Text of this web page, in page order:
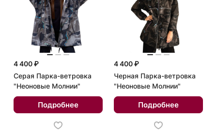
4 400 ₽
Серая Парка-ветровка
"Неоновые Молнии"
Подробнее
4 400 ₽
Черная Парка-ветровка
"Неоновые Молнии"
Подробнее